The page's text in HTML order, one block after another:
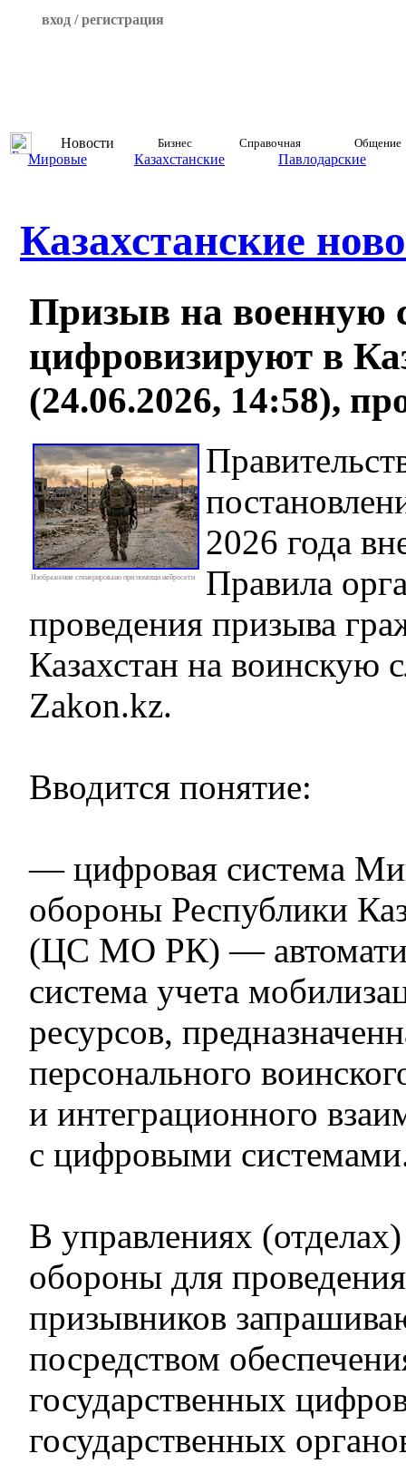
вход / регистрация
Новости Бизнес Справочная Общение
Мировые Казахстанские Павлодарские
Казахстанские
Призыв на военную
цифровизируют в
(24.06.2026, 14:58),
Изображение сгенерировано при помощи нейросети
2026 года
Правила
проведения призыва
Казахстан на воинскую
Zakon.kz.
Вводится понятие:
— цифровая система
обороны Республики
(ЦС МО РК) —
система учета
ресурсов,
персонального
и интеграционного
с цифровыми
В управлениях
обороны для
призывников
посредством
государственных
государственных